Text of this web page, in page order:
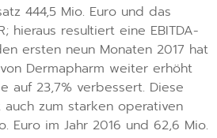
444,5 Mio. Euro und das
hieraus resultiert eine EBITDA-
ersten neun Monaten 2017 hat
Dermapharm weiter erhöht
auf 23,7% verbessert. Diese
zum starken operativen
Euro im Jahr 2016 und 62,6 Mio.